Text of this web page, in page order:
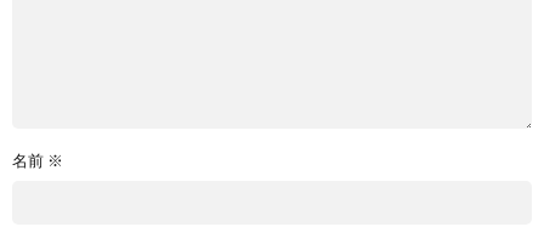
名前 ※